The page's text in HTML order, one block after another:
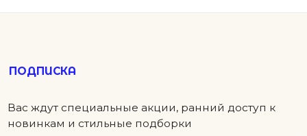
Серьги Футболки
ПОМОЩЬ